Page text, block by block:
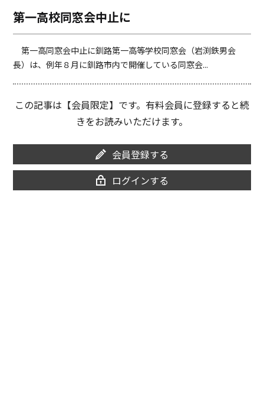
o
o
k
i
n
k
第一高校同窓会中止に
第一高同窓会中止に釧路第一高等学校同窓会（岩渕鉄男会
長）は、例年８月に釧路市内で開催している同窓会...
この記事は【会員限定】です。有料会員に登録すると続
きをお読みいただけます。
会員登録する
ログインする